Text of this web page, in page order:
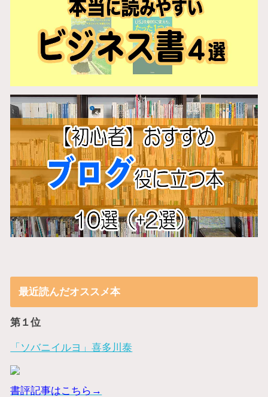
最近読んだオススメ本
第１位
「ソバニイルヨ」喜多川泰
書評記事はこちら→